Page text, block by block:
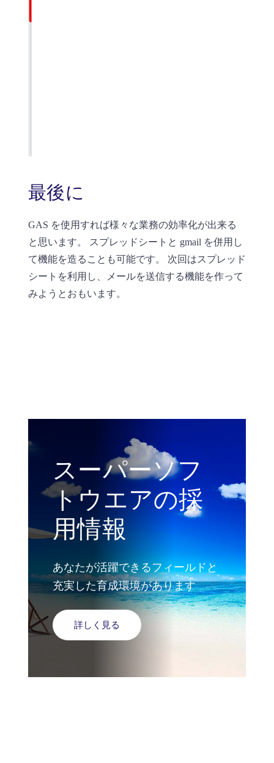
最後に
GAS を使用すれば様々な業務の効率化が出来る
と思います。 スプレッドシートと gmail を併用し
て機能を造ることも可能です。 次回はスプレッド
シートを利用し、メールを送信する機能を作って
みようとおもいます。
スーパーソフ
トウエアの採
用情報
あなたが活躍できるフィールドと
充実した育成環境があります
詳しく見る